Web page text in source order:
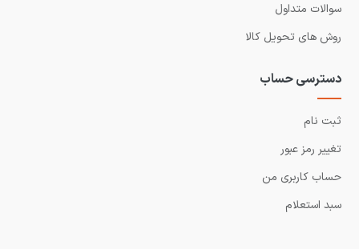
سوالات متداول
روش های تحویل کالا
دسترسی حساب
ثبت نام
تغییر رمز عبور
حساب کاربری من
سبد استعلام